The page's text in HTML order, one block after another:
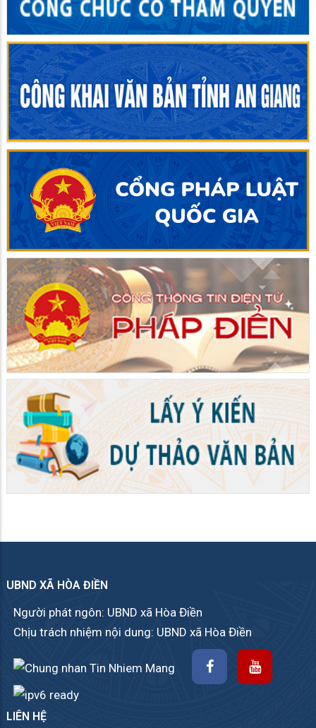
UBND XÃ HÒA ĐIỀN
Người phát ngôn: UBND xã Hòa Điền
Chịu trách nhiệm nội dung: UBND xã Hòa Điền
LIÊN HỆ